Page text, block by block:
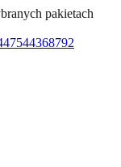
pakietach